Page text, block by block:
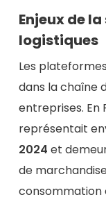
Enjeux de
logistiques
Les
dans la chaîne
entreprises. En
représentait
2024 et
de
consommation